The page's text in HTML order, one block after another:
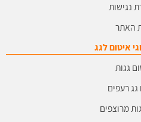
נגישות
האתר
איטום לגג
גגות
גג רעפים
מרוצפים